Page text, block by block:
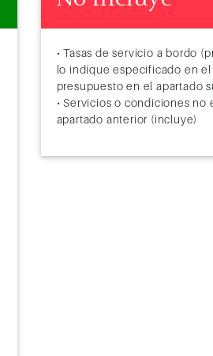
• Tasas de servicio a bordo
lo indique especificado en
presupuesto en el apartado
• Servicios o condiciones no
apartado anterior (incluye)